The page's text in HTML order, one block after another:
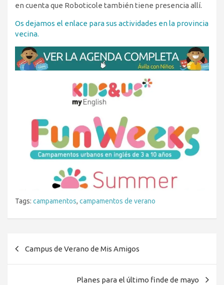
en cuenta que Roboticole también tiene presencia allí.
Os dejamos el enlace para sus actividades en la provincia
vecina.
Tags: campamentos, campamentos de verano
Campus de Verano de Mis Amigos
Planes para el último finde de mayo